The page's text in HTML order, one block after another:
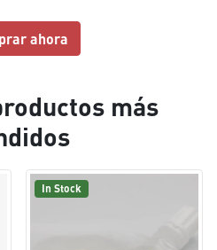
ahora
más
In Stock